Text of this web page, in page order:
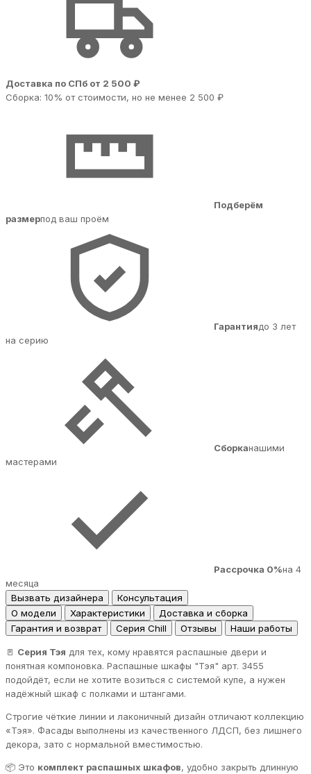
Доставка по СПб от 2 500 ₽
Сборка: 10% от стоимости, но не менее 2 500 ₽
Подберём
размерпод ваш проём
Гарантиядо 3 лет
на серию
Сборканашими
мастерами
Рассрочка 0%на 4
месяца
Вызвать дизайнера
Консультация
О модели
Характеристики
Доставка и сборка
Гарантия и возврат
Серия Chill Отзывы Наши работы
🚪 Серия Тэя для тех, кому нравятся распашные двери и
понятная компоновка. Распашные шкафы "Тэя" арт. 3455
подойдёт, если не хотите возиться с системой купе, а нужен
надёжный шкаф с полками и штангами.
Строгие чёткие линии и лаконичный дизайн отличают коллекцию
«Тэя». Фасады выполнены из качественного ЛДСП, без лишнего
декора, зато с нормальной вместимостью.
📦 Это комплект распашных шкафов, удобно закрыть длинную